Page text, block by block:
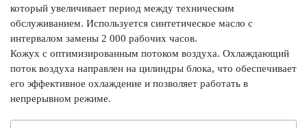
который увеличивает период между техническим
обслуживанием. Используется синтетическое масло с
интервалом замены 2 000 рабочих часов.
Кожух с оптимизированным потоком воздуха. Охлаждающий
поток воздуха направлен на цилиндры блока, что обеспечивает
его эффективное охлаждение и позволяет работать в
непрерывном режиме.